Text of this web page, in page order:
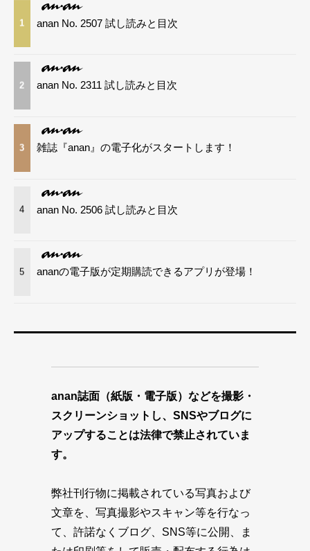
1 anan No. 2507 試し読みと目次
2 anan No. 2311 試し読みと目次
3 雑誌『anan』の電子化がスタートします！
4 anan No. 2506 試し読みと目次
5 ananの電子版が定期購読できるアプリが登場！
anan誌面（紙版・電子版）などを撮影・
スクリーンショットし、SNSやブログに
アップすることは法律で禁止されていま
す。
弊社刊行物に掲載されている写真および
文章を、写真撮影やスキャン等を行なっ
て、許諾なくブログ、SNS等に公開、ま